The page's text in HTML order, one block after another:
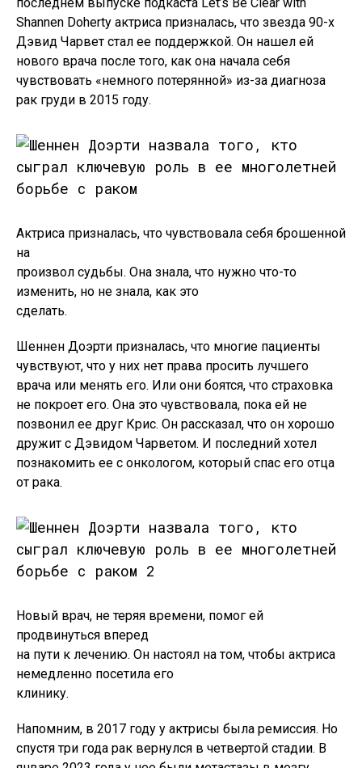
Shannen Doherty актриса призналась, что звезда 90-х
Дэвид Чарвет стал ее поддержкой. Он нашел ей
нового врача после того, как она начала себя
чувствовать «немного потерянной» из-за диагноза
рак груди в 2015 году.
Актриса призналась, что чувствовала себя брошенной
на
произвол судьбы. Она знала, что нужно что-то
изменить, но не знала, как это
сделать.
Шеннен Доэрти призналась, что многие пациенты
чувствуют, что у них нет права просить лучшего
врача или менять его. Или они боятся, что страховка
не покроет его. Она это чувствовала, пока ей не
позвонил ее друг Крис. Он рассказал, что он хорошо
дружит с Дэвидом Чарветом. И последний хотел
познакомить ее с онкологом, который спас его отца
от рака.
Новый врач, не теряя времени, помог ей
продвинуться вперед
на пути к лечению. Он настоял на том, чтобы актриса
немедленно посетила его
клинику.
Напомним, в 2017 году у актрисы была ремиссия. Но
спустя три года рак вернулся в четвертой стадии. В